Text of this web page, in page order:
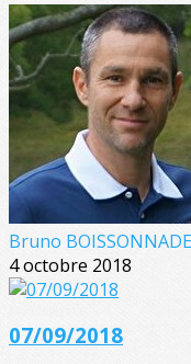
Bruno BOISSONNADE
4 octobre 2018
07/09/2018